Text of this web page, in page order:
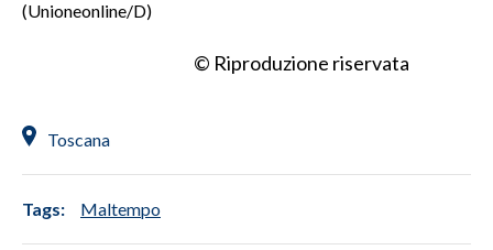
(Unioneonline/D)
© Riproduzione riservata
Toscana
Tags: Maltempo